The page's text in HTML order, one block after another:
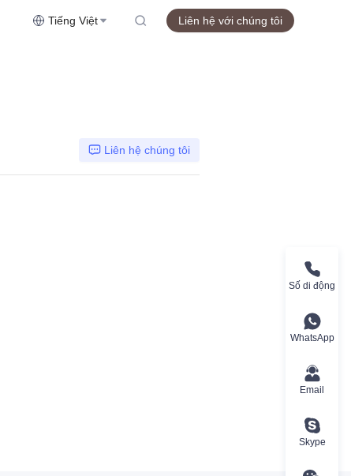
Tiếng Việt Liên hệ với chúng tôi
Liên hệ chúng tôi
Số di động
WhatsApp
Email
Skype